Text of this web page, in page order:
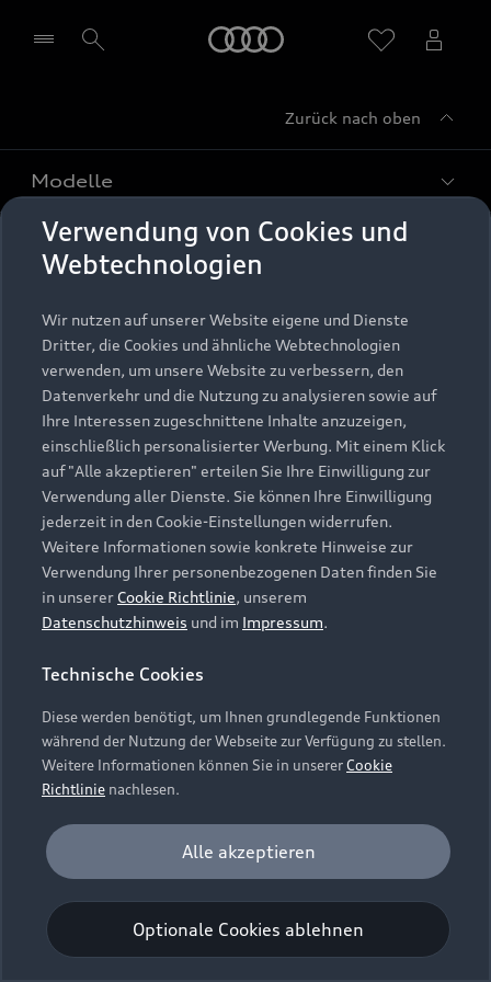
Zurück nach oben
Modelle
Alle Modelle
Elektromodelle
Plug-in-Hybride
Kaufen & leasen
Neuwagensuche
Gebrauchtwagensuche
Gebrauchtwagen
Finanzierung
Aktionen & Angebote
Geschäftskunden
Saisonale Angebote
Audi Services
Garantie
Audi digital services
myAudi
Support
Kundenservice
Händlersuche
Audi Code
Häufige Fragen (FAQ)
Audi Online Beratung
Bordbuch & Bedienungsanleitungen
Verträge kündigen
Vertrag widerrufen
Über Audi
Unternehmen
Karriere
Investor Relations
Presse & Media Center
Datenschutz
Audi erleben
Newsletter
© 2026 AUDI AG. Alle Rechte vorbehalten
Datenschutzinformation
Cookie-Richtlinie
Barrierefreiheit
Digital Services Act
EU Data Act
Embleme am Fahrzeug bei allen Abbildungen auf dieser
Webseite kann abweichen.
Verwendung von Cookies und
Webtechnologien
Wir nutzen auf unserer Website eigene und Dienste
Dritter, die Cookies und ähnliche Webtechnologien
verwenden, um unsere Website zu verbessern, den
Datenverkehr und die Nutzung zu analysieren sowie auf
Ihre Interessen zugeschnittene Inhalte anzuzeigen,
einschließlich personalisierter Werbung. Mit einem Klick
auf "Alle akzeptieren" erteilen Sie Ihre Einwilligung zur
Verwendung aller Dienste. Sie können Ihre Einwilligung
jederzeit in den Cookie-Einstellungen widerrufen.
Weitere Informationen sowie konkrete Hinweise zur
Verwendung Ihrer personenbezogenen Daten finden Sie
in unserer Cookie Richtlinie, unserem
Datenschutzhinweis und im Impressum.
Technische Cookies
Diese werden benötigt, um Ihnen grundlegende Funktionen
während der Nutzung der Webseite zur Verfügung zu stellen.
Weitere Informationen können Sie in unsererCookie
Richtlinie nachlesen.
Analyse und Statistik
Performance Cookies sammeln Informationen
darüber, wie unsere Webseite genutzt wird (z. B.
Anzahl der Besuche, Verweildauer). Diese Cookies
werden zur Optimierung der Webseite verwendet.
Optionale Cookies ablehnen
Alle akzeptieren